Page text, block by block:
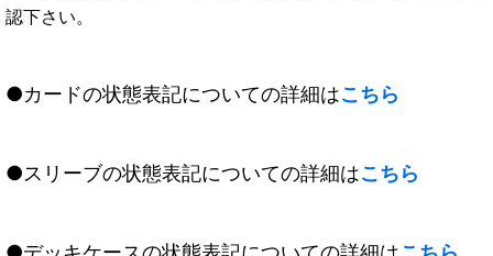
認下さい。
●カードの状態表記についての詳細はこちら
●スリーブの状態表記についての詳細はこちら